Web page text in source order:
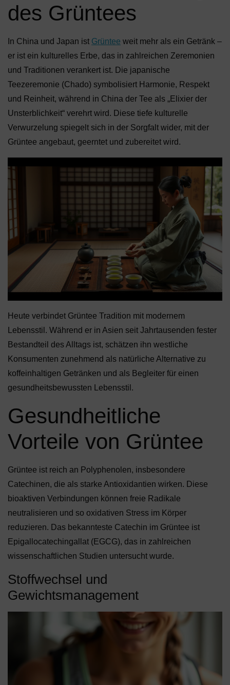
des Grüntees
In China und Japan ist Grüntee weit mehr als ein Getränk –
er ist ein kulturelles Erbe, das in zahlreichen Zeremonien
und Traditionen verankert ist. Die japanische
Teezeremonie (Chado) symbolisiert Harmonie, Respekt
und Reinheit, während in China der Tee als „Elixier der
Unsterblichkeit“ verehrt wird. Diese tiefe kulturelle
Verwurzelung spiegelt sich in der Sorgfalt wider, mit der
Grüntee angebaut, geerntet und zubereitet wird.
Heute verbindet Grüntee Tradition mit modernem
Lebensstil. Während er in Asien seit Jahrtausenden fester
Bestandteil des Alltags ist, schätzen ihn westliche
Konsumenten zunehmend als natürliche Alternative zu
koffeinhaltigen Getränken und als Begleiter für einen
gesundheitsbewussten Lebensstil.
Gesundheitliche
Vorteile von Grüntee
Grüntee ist reich an Polyphenolen, insbesondere
Catechinen, die als starke Antioxidantien wirken. Diese
bioaktiven Verbindungen können freie Radikale
neutralisieren und so oxidativen Stress im Körper
reduzieren. Das bekannteste Catechin im Grüntee ist
Epigallocatechingallat (EGCG), das in zahlreichen
wissenschaftlichen Studien untersucht wurde.
Stoffwechsel und
Gewichtsmanagement